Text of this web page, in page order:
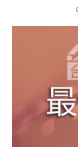
影
造